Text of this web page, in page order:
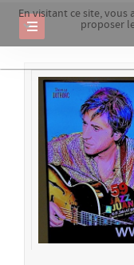
En visitant ce site,
proposer